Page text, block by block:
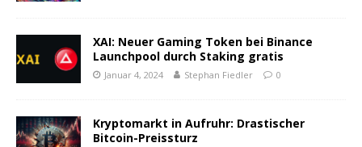
XAI: Neuer Gaming Token bei Binance
Launchpool durch Staking gratis
Januar 4, 2024 Stephan Fiedler 0
Kryptomarkt in Aufruhr: Drastischer
Bitcoin-Preissturz